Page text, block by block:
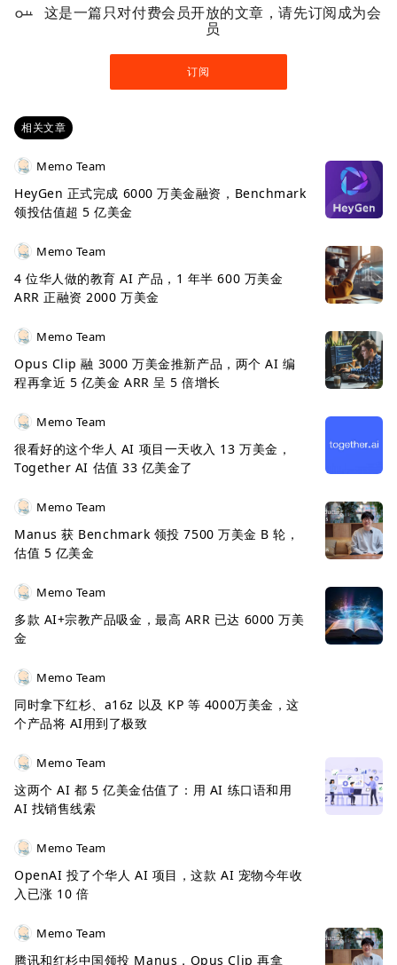
现实世界中使用多模态理解的 Agent，是我比较期待
的一个产品，据 Google 的介绍，
，并能更好地理解口音和不
它拥有长达 10 分钟的会话记忆
它进行的更多对话，从而能更好地为你提供个性化服
务。借助全新的流媒体功能和原生音频理解能力，它
可以在与人类对话差不多的延迟时间内理解语言。
Project Mariner 则是一个
从浏览器开始探索人机交
互的未来的 Agent，Google 说它能够理解和推理浏
览器屏幕上的信息，包括像素以及文本、代码、图像
和表单等网络元素，然后通过一个实验性的 Chrome
浏览器扩展使用这些信息来为你完成任务。
多新的地方，但 AI 编程这个领域仍然是目前最热门的
方向。
就在昨天晚上，已经 20 亿美金估值的 Cognition正
式上线了其号称最强 AI 软件工程师的 Devin，号称是
一款万能工具，看了一些开发人员的体验，Devin 已
月估计也是朝着取代团队里部分实习生角色来做的定
位。
根据这 500 美金/月包含的 250 个 ACU（代理计算单
元）来算，1ACU 差不多相当于 Devin 工作 15 分
钟，这意味着 Devin 每小时的工作成本是 8 美金，你
可以算一下你一个小时是否能赚到 8 美金，还记得
Devin 的长期目标是取代人类软件工程师。
这是一篇只对付费会员开放的文章，请先订阅成为会
员
订阅
相关文章
Memo Team
HeyGen 正式完成 6000 万美金融资，Benchmark
领投估值超 5 亿美金
Memo Team
4 位华人做的教育 AI 产品，1 年半 600 万美金
ARR 正融资 2000 万美金
Memo Team
Opus Clip 融 3000 万美金推新产品，两个 AI 编
程再拿近 5 亿美金 ARR 呈 5 倍增长
Memo Team
很看好的这个华人 AI 项目一天收入 13 万美金，
Together AI 估值 33 亿美金了
Memo Team
Manus 获 Benchmark 领投 7500 万美金 B 轮，
估值 5 亿美金
Memo Team
多款 AI+宗教产品吸金，最高 ARR 已达 6000 万美
金
Memo Team
同时拿下红杉、a16z 以及 KP 等 4000万美金，这
个产品将 AI用到了极致
Memo Team
这两个 AI 都 5 亿美金估值了：用 AI 练口语和用
AI 找销售线索
Memo Team
OpenAI 投了个华人 AI 项目，这款 AI 宠物今年收
入已涨 10 倍
Memo Team
腾讯和红杉中国领投 Manus，Opus Clip 再拿